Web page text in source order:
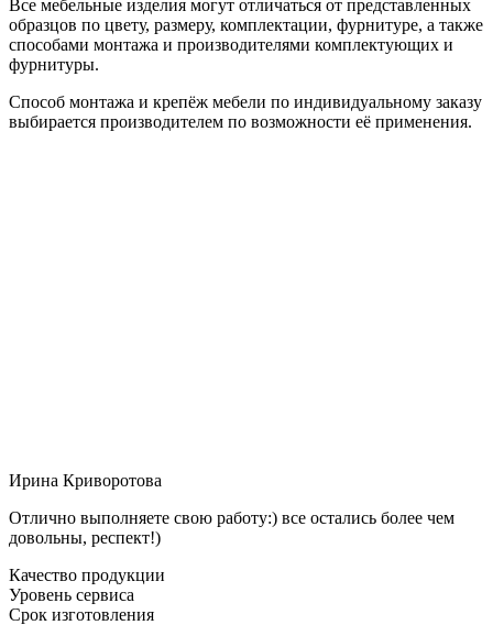
Все мебельные изделия могут отличаться от представленных
образцов по цвету, размеру, комплектации, фурнитуре, а также
способами монтажа и производителями комплектующих и
фурнитуры.
Способ монтажа и крепёж мебели по индивидуальному заказу
выбирается производителем по возможности её применения.
Ирина Криворотова
Отлично выполняете свою работу:) все остались более чем
довольны, респект!)
Качество продукции
Уровень сервиса
Срок изготовления